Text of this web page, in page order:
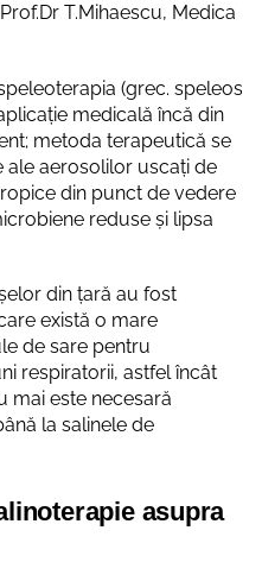
T.Mihaescu, Medica
(grec. speleos
medicală încă din
metoda terapeutică se
ale aerosolilor uscați de
din punct de vedere
reduse și lipsa
din țară au fost
există o mare
de sare pentru
respiratorii, astfel încât
mai este necesară
la salinele de
asupra